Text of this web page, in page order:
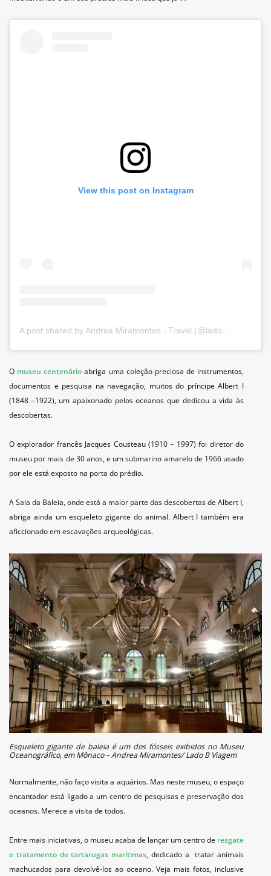
View this post on Instagram
A post shared by Andrea Miramontes ∙ Travel (@ladobviagem)
O museu centenário abriga uma coleção preciosa de instrumentos,
documentos e pesquisa na navegação, muitos do príncipe Albert I
(1848 –1922), um apaixonado pelos oceanos que dedicou a vida às
descobertas.
O explorador francês Jacques Cousteau (1910 – 1997) foi diretor do
museu por mais de 30 anos, e um submarino amarelo de 1966 usado
por ele está exposto na porta do prédio.
A Sala da Baleia, onde está a maior parte das descobertas de Albert I,
abriga ainda um esqueleto gigante do animal. Albert I também era
aficcionado em escavações arqueológicas.
Esqueleto gigante de baleia é um dos fósseis exibidos no Museu
Oceanográfico, em Mônaco – Andrea Miramontes/ Lado B Viagem
Normalmente, não faço visita a aquários. Mas neste museu, o espaço
encantador está ligado a um centro de pesquisas e preservação dos
oceanos. Merece a visita de todos.
Entre mais iniciativas, o museu acaba de lançar um centro de resgate
e tratamento de tartarugas marítimas, dedicado a tratar animais
machucados para devolvê-los ao oceano. Veja mais fotos, inclusive